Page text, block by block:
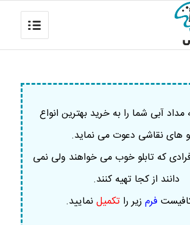
آبی شما را به خرید بهترین انواع
های نقاشی دعوت می نماید.
که تابلو خوب می خواهند ولی نمی
دانند از کجا تهیه کنند.
فرم زیر را تکمیلنمایید.